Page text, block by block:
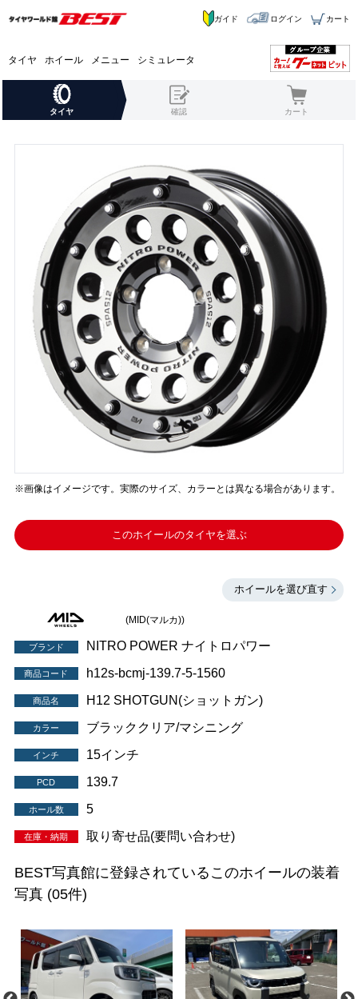
タイヤ ホイール メニュー シミュレータ
ガイド ログイン カート
タイヤ 確認 カート
※画像はイメージです。実際のサイズ、カラーとは異なる場合があります。
このホイールのタイヤを選ぶ
ホイールを選び直す
(MID(マルカ))
ブランド NITRO POWER ナイトロパワー
商品コード h12s-bcmj-139.7-5-1560
商品名 H12 SHOTGUN(ショットガン)
カラー ブラッククリア/マシニング
インチ 15インチ
PCD 139.7
ホール数 5
在庫・納期 取り寄せ品(要問い合わせ)
BEST写真館に登録されているこのホイールの装着
写真(05件)